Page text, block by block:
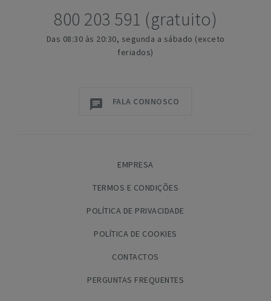
800 203 591 (gratuito)
Das 08:30 às 20:30, segunda a sábado (exceto
feriados)
FALA CONNOSCO
EMPRESA
TERMOS E CONDIÇÕES
POLÍTICA DE PRIVACIDADE
POLÍTICA DE COOKIES
CONTACTOS
PERGUNTAS FREQUENTES